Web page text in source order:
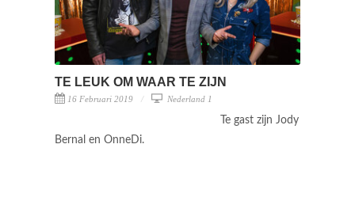
TE LEUK OM WAAR TE ZIJN
16 Februari 2019 Nederland 1
Te gast zijn Jody
Bernal en OnneDi.